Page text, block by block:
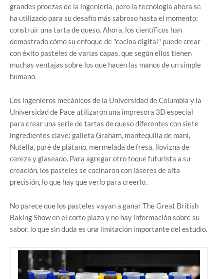
grandes proezas de la ingeniería, pero la tecnología ahora se
ha utilizado para su desafío más sabroso hasta el momento:
construir una tarta de queso. Ahora, los científicos han
demostrado cómo su enfoque de "cocina digital" puede crear
con éxito pasteles de varias capas, que según ellos tienen
muchas ventajas sobre los que hacen las manos de un simple
humano.
Los ingenieros mecánicos de la Universidad de Columbia y la
Universidad de Pace utilizaron una impresora 3D especial
para crear una serie de tartas de queso diferentes con siete
ingredientes clave: galleta Graham, mantequilla de maní,
Nutella, puré de plátano, mermelada de fresa, llovizna de
cereza y glaseado. Para agregar otro toque futurista a su
creación, los pasteles se cocinaron con láseres de alta
precisión, lo que hay que verlo para creerlo.
No parece que los pasteles vayan a ganar The Great British
Baking Show en el corto plazo y no hay información sobre su
sabor, lo que sin duda es una limitación importante del estudio.